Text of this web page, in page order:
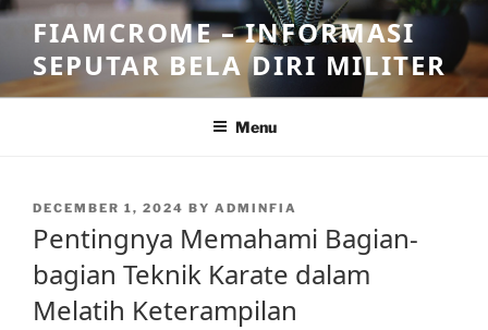
Skip
content
FIAMCROME – INFORMASI
SEPUTAR BELA DIRI MILITER
Menu
POSTED
DECEMBER 1, 2024 BY ADMINFIA
Pentingnya Memahami Bagian-
bagian Teknik Karate dalam
Melatih Keterampilan